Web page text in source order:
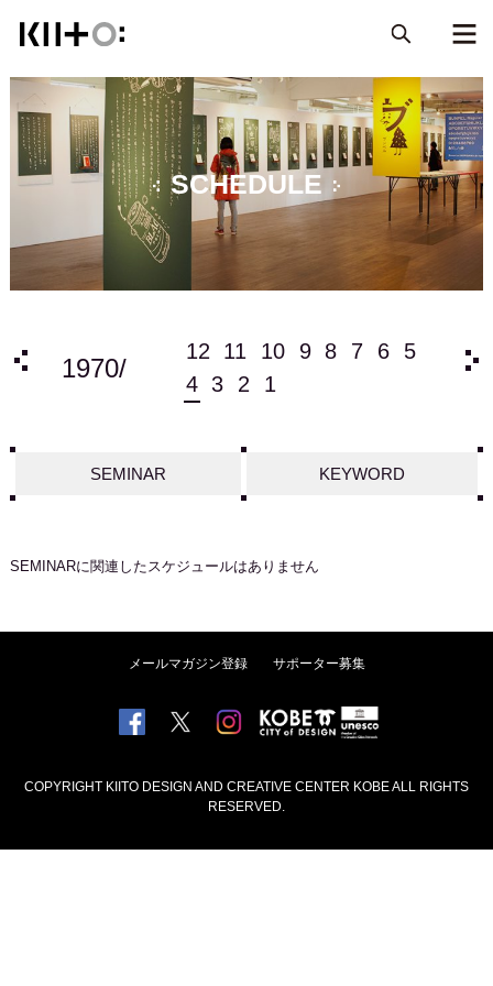
SCHEDULE
5
1970/
12 11 10 9 8 7 6
5
4
3 2 1
SEMINAR KEYWORD
SEMINARに関連したスケジュールはありません
メールマガジン登録 サポーター募集
COPYRIGHT KIITO DESIGN AND CREATIVE CENTER KOBE ALL RIGHTS
RESERVED.